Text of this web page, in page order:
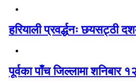
हरियाली प्रवर्द्धनः छयसट्ठी
पूर्वका पाँच जिल्लामा शनिबार